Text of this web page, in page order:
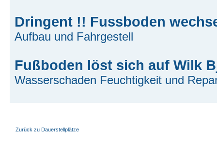
Dringent !! Fussboden
Aufbau und Fahrgestell
Fußboden löst sich auf Wilk
Wasserschaden Feuchtigkeit und
Zurück zu Dauerstellplätze